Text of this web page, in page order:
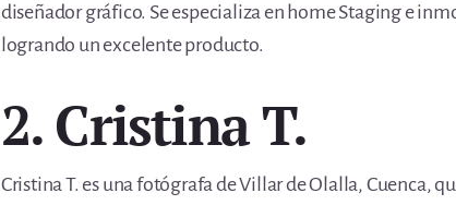
diseñador gráfico. Se especializa en home Staging e
logrando un excelente producto.
2. Cristina T.
Cristina T. es una fotógrafa de Villar de Olalla, Cuenca,